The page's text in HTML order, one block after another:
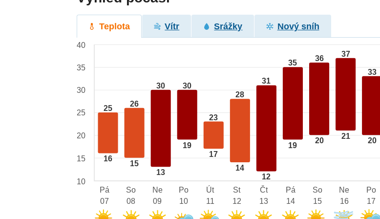
Teplota Vítr Srážky Nový sníh
25
16
26
15
30
13
30
19
23
17
28
14
31
12
35
19
36
20
37
21
33
20
40
35
30
25
20
15
10
Pá
07
So
08
Ne
09
Po
10
Út
11
St
12
Čt
13
Pá
14
So
15
Ne
16
Po
17